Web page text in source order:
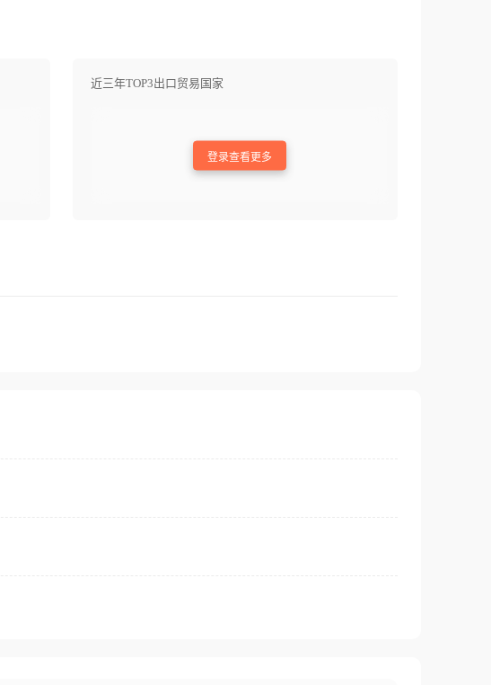
近三年TOP3出口贸易国家
登录查看更多